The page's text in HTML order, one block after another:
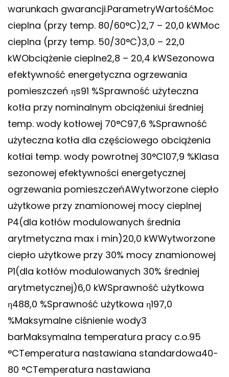
warunkach gwarancji.ParametryWartośćMoc
cieplna (przy temp. 80/60°C)2,7 – 20,0 kWMoc
cieplna (przy temp. 50/30°C)3,0 – 22,0
kWObciążenie cieplne2,8 – 20,4 kWSezonowa
efektywność energetyczna ogrzewania
pomieszczeń ηs91 %Sprawność użyteczna
kotła przy nominalnym obciążeniui średniej
temp. wody kotłowej 70°C97,6 %Sprawność
użyteczna kotła dla częściowego obciążenia
kotłai temp. wody powrotnej 30°C107,9 %Klasa
sezonowej efektywności energetycznej
ogrzewania pomieszczeńAWytworzone ciepło
użytkowe przy znamionowej mocy cieplnej
P4(dla kotłów modulowanych średnia
arytmetyczna max i min)20,0 kWWytworzone
ciepło użytkowe przy 30% mocy znamionowej
P1(dla kotłów modulowanych 30% średniej
arytmetycznej)6,0 kWSprawność użytkowa
η488,0 %Sprawność użytkowa η197,0
%Maksymalne ciśnienie wody3
barMaksymalna temperatura pracy c.o.95
°CTemperatura nastawiana standardowa40-
80 °CTemperatura nastawiana